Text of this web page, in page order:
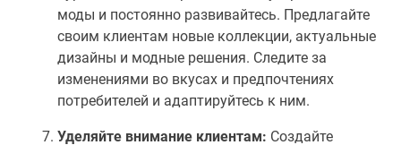
моды и постоянно развивайтесь. Предлагайте
своим клиентам новые коллекции, актуальные
дизайны и модные решения. Следите за
изменениями во вкусах и предпочтениях
потребителей и адаптируйтесь к ним.
Уделяйте внимание клиентам: Создайте